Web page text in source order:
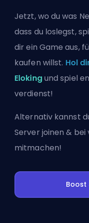
Jetzt, wo du was
dass du loslegst,
dir ein Game aus,
kaufen willst. Hol
Elokingund spiel
verdienst!
Alternativ kannst
Server joinen & bei
mitmachen!
Boost